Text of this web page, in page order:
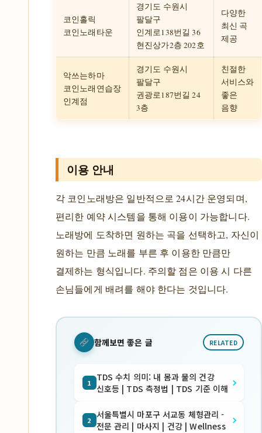
코인홀릭
코인노래타운
경기도 수원시
팔달구
인계로138번길 36
현진상가2층 202호
다양한
최신 곡
제공
악쓰는하마
코인노래연습장
인계점
경기도 수원시
팔달구
권광로187번길 24
3층
친절한
서비스와
좋은
음향
이용 안내
각 코인노래방은 일반적으로 24시간 운영되며,
편리한 예약 시스템을 통해 이용이 가능합니다.
노래방에 도착하면 원하는 곡을 선택하고, 자신이
원하는 만큼 노래를 부른 후 이용한 만큼만
결제하는 형식입니다. 주의할 점은 이용 시 다른
손님들에게 배려를 해야 한다는 것입니다.
함께보면 좋은 글 RELATED
1 TDS 수치 의미: 내 몸과 물의 건강
신호등 | TDS 측정법 | TDS 기준 이해
2 서울특별시 마포구 서교동 체형관리 -
전문 관리 | 마사지 | 건강 | Wellness